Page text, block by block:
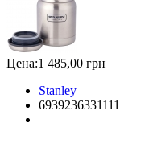
Цена:1 485,00 грн
Stanley
6939236331111